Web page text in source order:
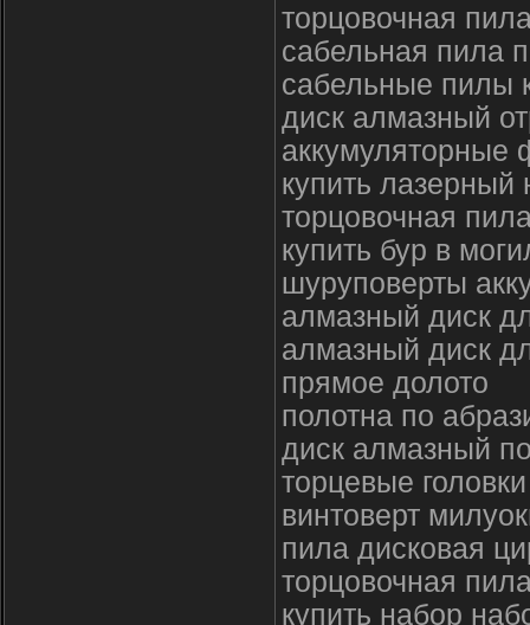
торцовочная
сабельная пила
сабельные пилы
диск алмазный
аккумуляторные
купить лазерный
торцовочная
купить бур в
шуруповерты
алмазный диск
алмазный диск
прямое долото
полотна по
диск алмазный
торцевые
винтоверт
пила дисковая
торцовочная
купить набор